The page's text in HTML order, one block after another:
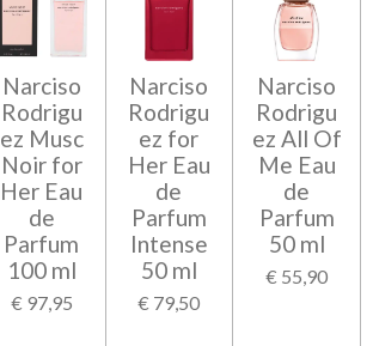
Narciso
Rodrigu
ez Musc
Noir for
Her Eau
de
Parfum
100 ml
€ 97,95
Narciso
Rodrigu
ez for
Her Eau
de
Parfum
Intense
50 ml
€ 79,50
Narciso
Rodrigu
ez All Of
Me Eau
de
Parfum
50 ml
€ 55,90